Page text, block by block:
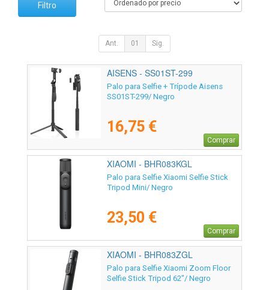
Filtro
Ant. 01 Sig.
AISENS - SS01ST-299
Palo para Selfie + Trípode Aisens
SS01ST-299/ Negro
16,75 €
Comprar
XIAOMI - BHR083KGL
Palo para Selfie Xiaomi Selfie Stick
Tripod Mini/ Negro
23,50 €
Comprar
XIAOMI - BHR083ZGL
Palo para Selfie Xiaomi Zoom Floor
Selfie Stick Tripod 62"/ Negro